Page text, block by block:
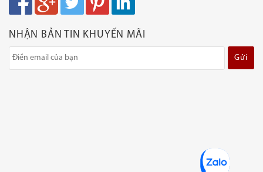
NHẬN BẢN TIN KHUYẾN MÃI
Gửi